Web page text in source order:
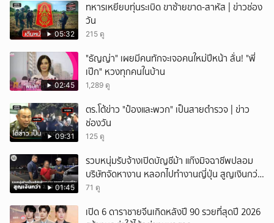
05:32
ทหารเหยียบทุ่นระเบิด ขาซ้ายขาด-สาหัส | ข่าวช่อง
วัน
215 ดู
02:45
"ธัญญ่า" เผยมีคนทักจะเจอคนใหม่ปีหน้า ลั่น! "พี่
เป๊ก" หวงทุกคนในบ้าน
1,289 ดู
09:31
ตร.โต้ข่าว "ป๋องและพวก" เป็นสายตำรวจ | ข่าว
ช่องวัน
125 ดู
01:45
รวบหนุ่มรับจ้างเปิดบัญชีม้า แก๊งมิจฉาชีพปลอม
บริษัทจัดหางาน หลอกไปทำงานญี่ปุ่น สูญเงินกว่า
2.96 แสนบาท
71 ดู
เปิด 6 ดาราชายจีนเกิดหลังปี 90 รวยที่สุดปี 2026